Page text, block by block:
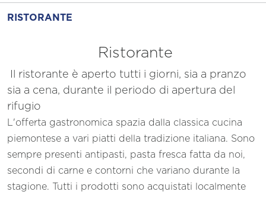
RISTORANTE
Ristorante
Il ristorante è aperto tutti i giorni, sia a pranzo
sia a cena, durante il periodo di apertura del
rifugio
L'offerta gastronomica spazia dalla classica cucina
piemontese a vari piatti della tradizione italiana. Sono
sempre presenti antipasti, pasta fresca fatta da noi,
secondi di carne e contorni che variano durante la
stagione. Tutti i prodotti sono acquistati localmente